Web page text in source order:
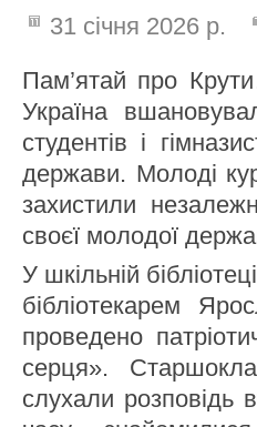
31 січня 2026 р.
Пам’ятай про
Україна
студентів і
держави. Молоді
захистили
своєї молодої
У шкільній
бібліотекарем
проведено
серця».
слухали розповідь